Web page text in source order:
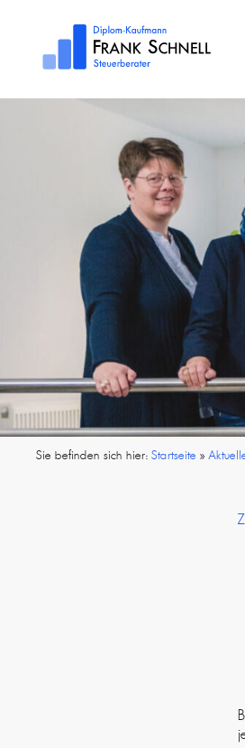
Sie befinden sich hier:Startseite »